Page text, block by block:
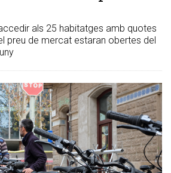
als 25 habitatges amb quotes
preu de mercat estaran obertes del